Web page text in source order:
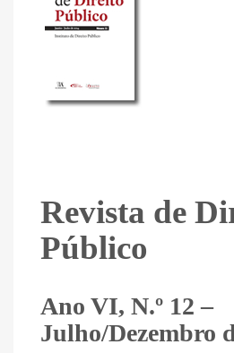
Revista de
Público
Ano VI, N.º 12 –
Julho/Dezembro